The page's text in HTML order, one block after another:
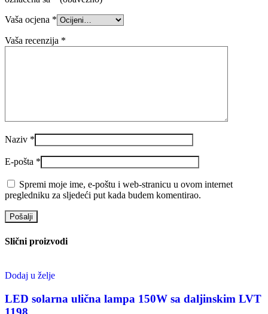
Vaša ocjena *
Vaša recenzija *
Naziv *
E-pošta *
Spremi moje ime, e-poštu i web-stranicu u ovom internet
pregledniku za sljedeći put kada budem komentirao.
Slični proizvodi
Dodaj u želje
LED solarna ulična lampa 150W sa daljinskim LVT